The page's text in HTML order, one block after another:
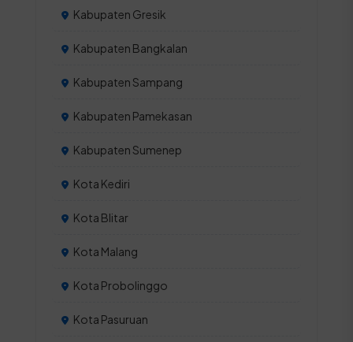
Kabupaten Gresik
Kabupaten Bangkalan
Kabupaten Sampang
Kabupaten Pamekasan
Kabupaten Sumenep
Kota Kediri
Kota Blitar
Kota Malang
Kota Probolinggo
Kota Pasuruan